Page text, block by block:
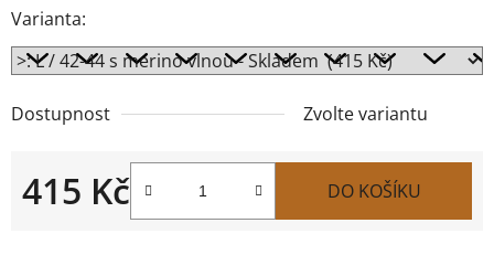
Varianta:
Dostupnost Zvolte variantu
415 Kč DO KOŠÍKU